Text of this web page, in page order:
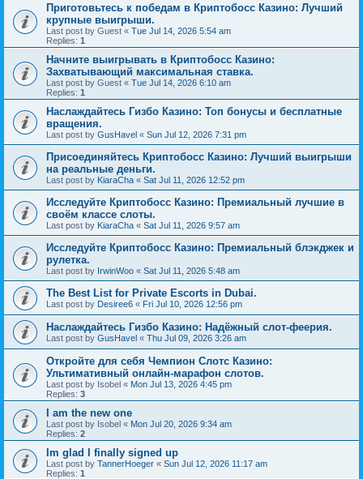
Приготовьтесь к победам в Криптобосс Казино: Лучший
крупные выигрыши.
Last post by Guest « Tue Jul 14, 2026 5:54 am
Replies: 1
Начните выигрывать в Криптобосс Казино:
Захватывающий максимальная ставка.
Last post by Guest « Tue Jul 14, 2026 6:10 am
Replies: 1
Наслаждайтесь Гизбо Казино: Топ бонусы и бесплатные
вращения.
Last post by GusHavel « Sun Jul 12, 2026 7:31 pm
Присоединяйтесь Криптобосс Казино: Лучший выигрыши
на реальные деньги.
Last post by KiaraCha « Sat Jul 11, 2026 12:52 pm
Исследуйте Криптобосс Казино: Премиальный лучшие в
своём классе слоты.
Last post by KiaraCha « Sat Jul 11, 2026 9:57 am
Исследуйте Криптобосс Казино: Премиальный блэкджек и
рулетка.
Last post by IrwinWoo « Sat Jul 11, 2026 5:48 am
The Best List for Private Escorts in Dubai.
Last post by Desiree6 « Fri Jul 10, 2026 12:56 pm
Наслаждайтесь Гизбо Казино: Надёжный слот-феерия.
Last post by GusHavel « Thu Jul 09, 2026 3:26 am
Откройте для себя Чемпион Слотс Казино:
Ультимативный онлайн-марафон слотов.
Last post by Isobel « Mon Jul 13, 2026 4:45 pm
Replies: 3
I am the new one
Last post by Isobel « Mon Jul 20, 2026 9:34 am
Replies: 2
Im glad I finally signed up
Last post by TannerHoeger « Sun Jul 12, 2026 11:17 am
Replies: 1